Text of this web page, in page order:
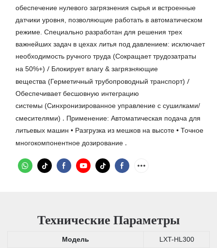
обеспечение нулевого загрязнения сырья и встроенные
датчики уровня, позволяющие работать в автоматическом
режиме. Специально разработан для решения трех
важнейших задач в цехах литья под давлением: исключает
необходимость ручного труда (Сокращает трудозатраты
на 50%+) / Блокирует влагу & загрязняющие
вещества (Герметичный трубопроводный транспорт) /
Обеспечивает бесшовную интеграцию
системы (Синхронизированное управление с сушилками/
смесителями) . Применение: Автоматическая подача для
литьевых машин • Разгрузка из мешков на высоте • Точное
многокомпонентное дозирование .
Технические Параметры
Модель LXT-HL300